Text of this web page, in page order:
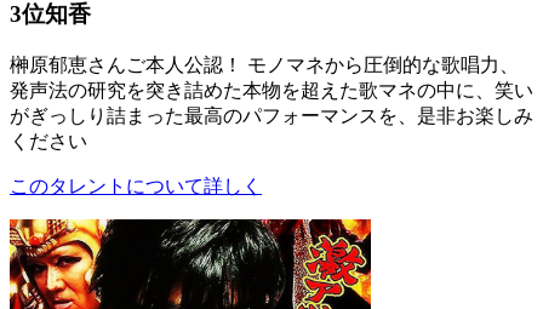
3位知香
榊原郁恵さんご本人公認！ モノマネから圧倒的な歌唱力、
発声法の研究を突き詰めた本物を超えた歌マネの中に、笑い
がぎっしり詰まった最高のパフォーマンスを、是非お楽しみ
ください
このタレントについて詳しく